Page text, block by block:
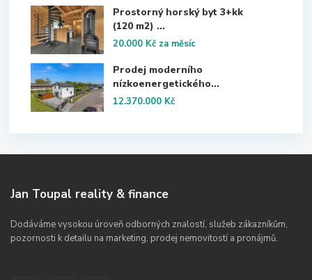
Prostorný horský byt 3+kk
(120 m2) ...
20.000 Kč za měsíc
Prodej moderního
nízkoenergetického...
12.370.000 Kč
Jan Toupal reality & finance
Dodáváme vysokou úroveň odborných znalostí, služeb zákazníkům,
pozornosti k detailu na marketing, prodej nemovitostí a pronájmů.